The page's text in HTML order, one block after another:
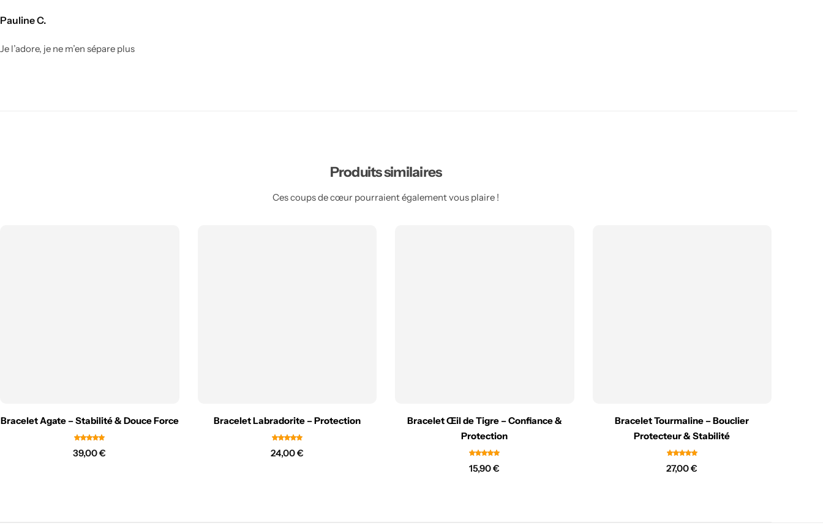
Pauline C.
Je l’adore, je ne m’en sépare plus
Produits similaires
Ces coups de cœur pourraient également vous plaire !
Bracelet Agate – Stabilité & Douce Force
39,00€
Bracelet Labradorite – Protection
24,00€
Bracelet Œil de Tigre – Confiance &
Protection
15,90€
Bracelet Tourmaline – Bouclier
Protecteur & Stabilité
27,00€